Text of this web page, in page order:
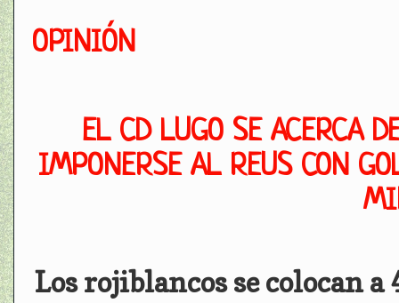
OPINIÓN
EL CD LUGO SE ACERCA
IMPONERSE AL REUS CON
Los rojiblancos se colocan